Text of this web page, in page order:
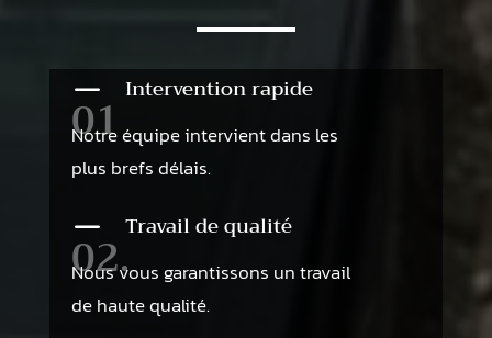
01
K Intervention rapide
Notre équipe intervient dans les
plus brefs délais.
02.
K Travail de qualité
Nous vous garantissons un travail
de haute qualité.